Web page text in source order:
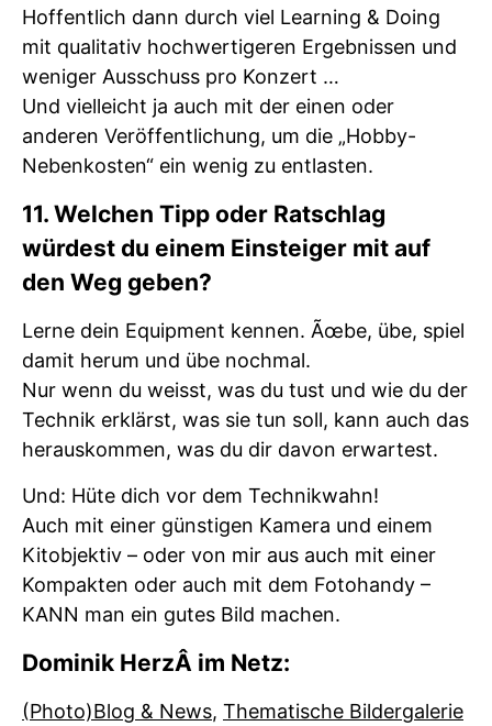
Hoffentlich dann durch viel Learning & Doing
mit qualitativ hochwertigeren Ergebnissen und
weniger Ausschuss pro Konzert …
Und vielleicht ja auch mit der einen oder
anderen Veröffentlichung, um die „Hobby-
Nebenkosten“ ein wenig zu entlasten.
11. Welchen Tipp oder Ratschlag
würdest du einem Einsteiger mit auf
den Weg geben?
Lerne dein Equipment kennen. Ãœbe, übe, spiel
damit herum und übe nochmal.
Nur wenn du weisst, was du tust und wie du der
Technik erklärst, was sie tun soll, kann auch das
herauskommen, was du dir davon erwartest.
Und: Hüte dich vor dem Technikwahn!
Auch mit einer günstigen Kamera und einem
Kitobjektiv – oder von mir aus auch mit einer
Kompakten oder auch mit dem Fotohandy –
KANN man ein gutes Bild machen.
Dominik HerzÂ im Netz:
(Photo)Blog & News, Thematische Bildergalerie